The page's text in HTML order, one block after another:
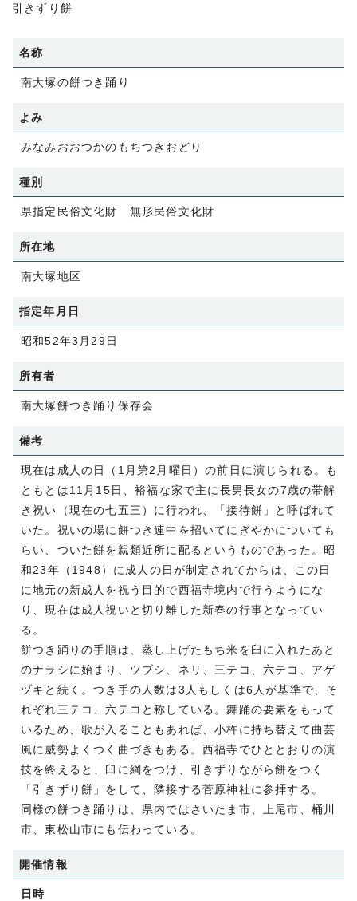
引きずり餅
名称
南大塚の餅つき踊り
よみ
みなみおおつかのもちつきおどり
種別
県指定民俗文化財 無形民俗文化財
所在地
南大塚地区
指定年月日
昭和52年3月29日
所有者
南大塚餅つき踊り保存会
備考
現在は成人の日（1月第2月曜日）の前日に演じられる。も
ともとは11月15日、裕福な家で主に長男長女の7歳の帯解
き祝い（現在の七五三）に行われ、「接待餅」と呼ばれて
いた。祝いの場に餅つき連中を招いてにぎやかについても
らい、ついた餅を親類近所に配るというものであった。昭
和23年（1948）に成人の日が制定されてからは、この日
に地元の新成人を祝う目的で西福寺境内で行うようにな
り、現在は成人祝いと切り離した新春の行事となってい
る。
餅つき踊りの手順は、蒸し上げたもち米を臼に入れたあと
のナラシに始まり、ツブシ、ネリ、三テコ、六テコ、アゲ
ヅキと続く。つき手の人数は3人もしくは6人が基準で、そ
れぞれ三テコ、六テコと称している。舞踊の要素をもって
いるため、歌が入ることもあれば、小杵に持ち替えて曲芸
風に威勢よくつく曲づきもある。西福寺でひととおりの演
技を終えると、臼に綱をつけ、引きずりながら餅をつく
「引きずり餅」をして、隣接する菅原神社に参拝する。
同様の餅つき踊りは、県内ではさいたま市、上尾市、桶川
市、東松山市にも伝わっている。
開催情報
日時